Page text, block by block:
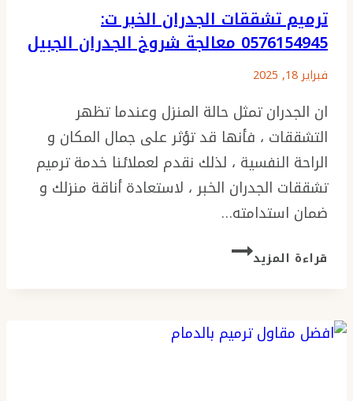
ترميم تشققات الجدران الخبر ت:
0576154945 معالجة شروخ الجدران الجبيل
فبراير 18, 2025
ان الجدران تمثل حالة المنزل وعندما تظهر
التشققات ، فأنها قد تؤثر على جمال المكان و
الراحة النفسية ، لذلك نقدم لعملائنا خدمة ترميم
تشققات الجدران الخبر ، لاستعادة أناقة منزلك و
ضمان استدامته…
قراءة المزيدترميم
تشققات
ت:
0576154945